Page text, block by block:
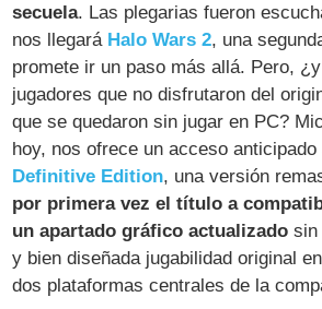
secuela. Las plegarias fueron
nos llegará Halo Wars 2, una
promete ir un paso más allá. Pero,
jugadores que no disfrutaron del
que se quedaron sin jugar en PC?
hoy, nos ofrece un acceso anticipado
Definitive Edition, una versión
por primera vez el título a
un apartado gráfico actualizado sin
y bien diseñada jugabilidad original
dos plataformas centrales de la